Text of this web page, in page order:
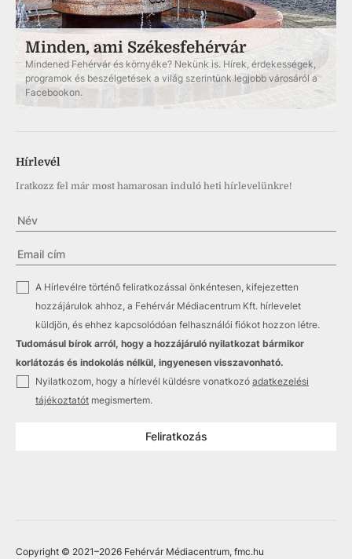
Minden, ami Székesfehérvár
Mindened Fehérvár és környéke? Nekünk is. Hírek, érdekességek,
programok és beszélgetések a világ szerintünk legjobb városáról a
Facebookon.
Hírlevél
Iratkozz fel már most hamarosan induló heti hírlevelünkre!
A Hírlevélre történő feliratkozással önkéntesen, kifejezetten
hozzájárulok ahhoz, a Fehérvár Médiacentrum Kft. hírlevelet
küldjön, és ehhez kapcsolódóan felhasználói fiókot hozzon létre.
Tudomásul bírok arról, hogy a hozzájáruló nyilatkozat bármikor
korlátozás és indokolás nélkül, ingyenesen visszavonható.
Nyilatkozom, hogy a hírlevél küldésre vonatkozó adatkezelési
tájékoztatót megismertem.
Feliratkozás
Copyright © 2021–2026 Fehérvár Médiacentrum, fmc.hu